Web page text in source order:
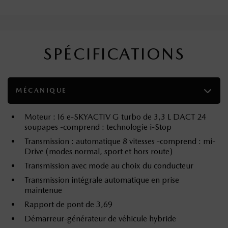
SPÉCIFICATIONS
MÉCANIQUE
Moteur : I6 e-SKYACTIV G turbo de 3,3 L DACT 24
soupapes -comprend : technologie i-Stop
Transmission : automatique 8 vitesses -comprend : mi-
Drive (modes normal, sport et hors route)
Transmission avec mode au choix du conducteur
Transmission intégrale automatique en prise
maintenue
Rapport de pont de 3,69
Démarreur-générateur de véhicule hybride